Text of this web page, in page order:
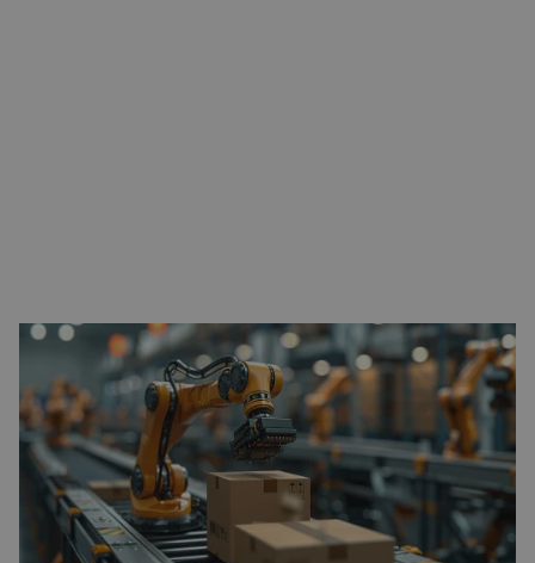
CONVEYOR BELTS
Conveyor belts vormen een traditioneel maar essentieel
onderdeel van interne transportsystemen. Ze bieden een
oplossing door een continue stroom aan goederen te
vervoeren. Een gestroomlijnde workflow vermindert de
noodzaak voor handmatige handling, wat de productiviteit
verhoogt en het risico op beschadiging of ongevallen
vermindert.